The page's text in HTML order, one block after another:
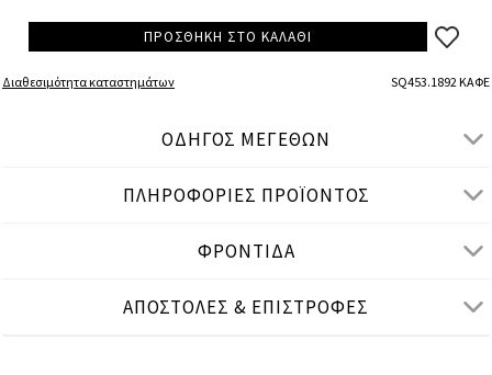
ΠΡΟΣΘΗΚΗ ΣΤΟ ΚΑΛΑΘΙ
Διαθεσιμότητα καταστημάτων SQ453.1892 ΚΑΦΕ
ΟΔΗΓΟΣ ΜΕΓΕΘΩΝ
● ΣΤΕΝΗ ΕΦΑΡΜΟΓΗ, ΨΗΛΟΜΕΣΟ
in S M
ΠΛΗΡΟΦΟΡΙΕΣ ΠΡΟΪΟΝΤΟΣ
ΦΡΟΝΤΙΔΑ
ΑΠΟΣΤΟΛΕΣ & ΕΠΙΣΤΡΟΦΕΣ